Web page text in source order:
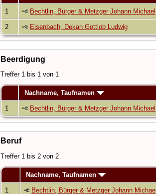
1 Bechtlin, Bürger & Metzger Johann Michael
2 Eisenbach, Dekan Gottlob Ludwig
Beerdigung
Treffer 1 bis 1 von 1
Nachname, Taufnamen
1 Bechtlin, Bürger & Metzger Johann Michael
Beruf
Treffer 1 bis 2 von 2
Nachname, Taufnamen
1 Bechtlin, Bürger & Metzger Johann Michael